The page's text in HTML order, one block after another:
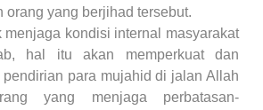
orang yang berjihad tersebut.
menjaga kondisi internal masyarakat
hal itu akan memperkuat dan
pendirian para mujahid di jalan Allah
yang menjaga perbatasan-